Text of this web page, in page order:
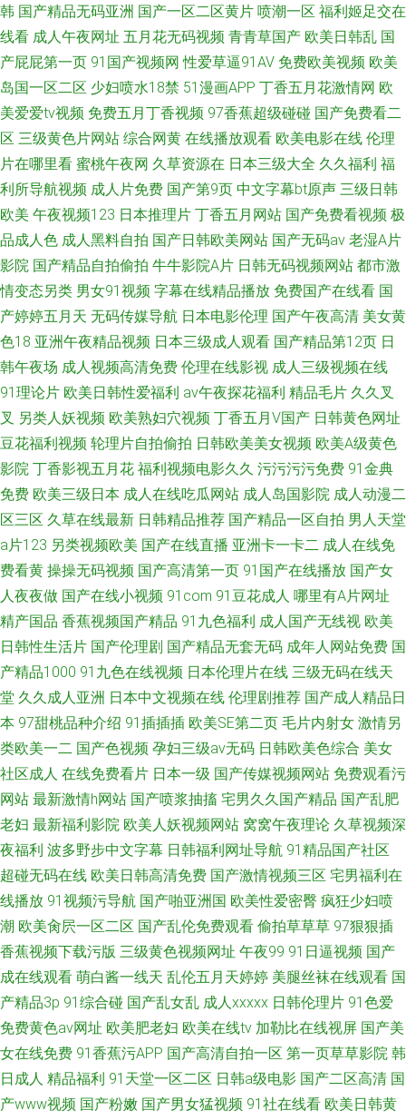
韩 国产精品无码亚洲 国产一区二区黄片 喷潮一区 福利姬足交在
线看 成人午夜网址 五月花无码视频 青青草国产 欧美日韩乱 国
产屁屁第一页 91国产视频网 性爱草逼91AV 免费欧美视频 欧美
岛国一区二区 少妇喷水18禁 51漫画APP 丁香五月花激情网 欧
美爱爱tv视频 免费五月丁香视频 97香蕉超级碰碰 国产免费看二
区 三级黄色片网站 综合网黄 在线播放观看 欧美电影在线 伦理
片在哪里看 蜜桃午夜网 久草资源在 日本三级大全 久久福利 福
利所导航视频 成人片免费 国产第9页 中文字幕bt原声 三级日韩
欧美 午夜视频123 日本推理片 丁香五月网站 国产免费看视频 极
品成人色 成人黑料自拍 国产日韩欧美网站 国产无码av 老湿A片
影院 国产精品自拍偷拍 牛牛影院A片 日韩无码视频网站 都市激
情变态另类 男女91视频 字幕在线精品播放 免费国产在线看 国
产婷婷五月天 无码传媒导航 日本电影伦理 国产午夜高清 美女黄
色18 亚洲午夜精品视频 日本三级成人观看 国产精品第12页 日
韩午夜场 成人视频高清免费 伦理在线影视 成人三级视频在线
91理论片 欧美日韩性爱福利 av午夜探花福利 精品毛片 久久叉
叉 另类人妖视频 欧美熟妇穴视频 丁香五月V国产 日韩黄色网址
豆花福利视频 轮理片自拍偷拍 日韩欧美美女视频 欧美A级黄色
影院 丁香影视五月花 福利视频电影久久 污污污污免费 91金典
免费 欧美三级日本 成人在线吃瓜网站 成人岛国影院 成人动漫二
区三区 久草在线最新 日韩精品推荐 国产精品一区自拍 男人天堂
a片123 另类视频欧美 国产在线直播 亚洲卡一卡二 成人在线免
费看黄 操操无码视频 国产高清第一页 91国产在线播放 国产女
人夜夜做 国产在线小视频 91com 91豆花成人 哪里有A片网址
精产国品 香蕉视频国产精品 91九色福利 成人国产无线视 欧美
日韩性生活片 国产伦理剧 国产精品无套无码 成年人网站免费 国
产精品1000 91九色在线视频 日本伦理片在线 三级无码在线天
堂 久久成人亚洲 日本中文视频在线 伦理剧推荐 国产成人精品日
本 97甜桃品种介绍 91插插插 欧美SE第二页 毛片内射女 激情另
类欧美一二 国产色视频 孕妇三级av无码 日韩欧美色综合 美女
社区成人 在线免费看片 日本一级 国产传媒视频网站 免费观看污
网站 最新激情h网站 国产喷浆抽搐 宅男久久国产精品 国产乱肥
老妇 最新福利影院 欧美人妖视频网站 窝窝午夜理论 久草视频深
夜福利 波多野步中文字幕 日韩福利网址导航 91精品国产社区
超碰无码在线 欧美日韩高清免费 国产激情视频三区 宅男福利在
线播放 91视频污导航 国产啪亚洲国 欧美性爱密臀 疯狂少妇喷
潮 欧美肏屄一区二区 国产乱伦免费观看 偷拍草草草 97狠狠插
香蕉视频下载污版 三级黄色视频网址 午夜99 91日逼视频 国产
成在线观看 萌白酱一线天 乱伦五月天婷婷 美腿丝袜在线观看 国
产精品3p 91综合碰 国产乱女乱 成人xxxxx 日韩伦理片 91色爱
免费黄色av网址 欧美肥老妇 欧美在线tv 加勒比在线视屏 国产美
女在线免费 91香蕉污APP 国产高清自拍一区 第一页草草影院 韩
日成人 精品福利 91天堂一区二区 日韩a级电影 国产二区高清 国
产www视频 国产粉嫩 国产男女猛视频 91社在线看 欧美日韩黄